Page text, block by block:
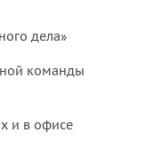
дела»
команды
и в офисе